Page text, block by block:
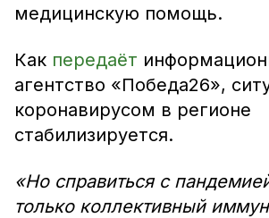
медицинскую помощь.
Как передаёт
агентство «Победа26»,
коронавирусом в регионе
стабилизируется.
«Но справиться с
только коллективный